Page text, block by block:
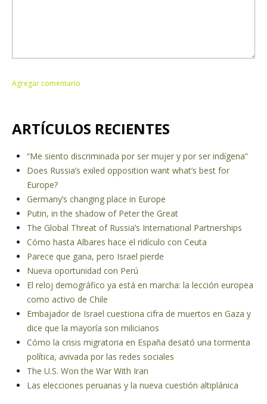
ARTÍCULOS RECIENTES
“Me siento discriminada por ser mujer y por ser indígena”
Does Russia’s exiled opposition want what’s best for
Europe?
Germany’s changing place in Europe
Putin, in the shadow of Peter the Great
The Global Threat of Russia’s International Partnerships
Cómo hasta Albares hace el ridículo con Ceuta
Parece que gana, pero Israel pierde
Nueva oportunidad con Perú
El reloj demográfico ya está en marcha: la lección europea
como activo de Chile
Embajador de Israel cuestiona cifra de muertos en Gaza y
dice que la mayoría son milicianos
Cómo la crisis migratoria en España desató una tormenta
política, avivada por las redes sociales
The U.S. Won the War With Iran
Las elecciones peruanas y la nueva cuestión altiplánica